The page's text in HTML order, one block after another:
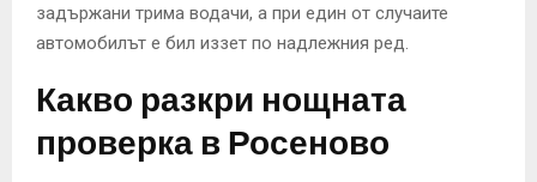
задържани трима водачи, а при един от случаите
автомобилът е бил иззет по надлежния ред.
Какво разкри нощната
проверка в Росеново